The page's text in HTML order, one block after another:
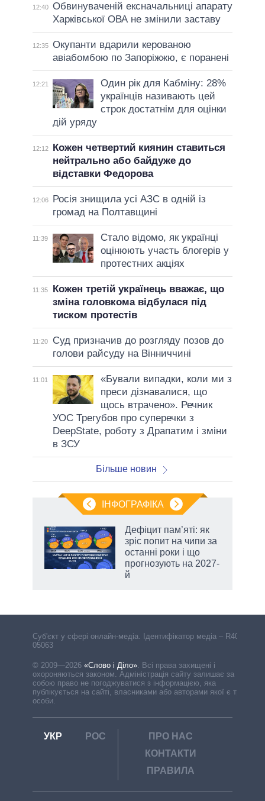
12:40 Обвинуваченій ексначальниці апарату
Харківської ОВА не змінили заставу
12:35 Окупанти вдарили керованою
авіабомбою по Запоріжжю, є поранені
12:21
Один рік для Кабміну: 28%
українців називають цей
строк достатнім для оцінки
дій уряду
12:12
Кожен четвертий киянин ставиться
нейтрально або байдуже до
відставки Федорова
12:06
Росія знищила усі АЗС в одній із
громад на Полтавщині
11:39
Стало відомо, як українці
оцінюють участь блогерів у
протестних акціях
11:35
Кожен третій українець вважає, що
зміна головкома відбулася під
тиском протестів
11:20
Суд призначив до розгляду позов до
голови райсуду на Вінниччині
11:01
«Бували випадки, коли ми з
преси дізнавалися, що
щось втрачено». Речник
УОС Трегубов про cуперечки з
DeepState, роботу з Драпатим і зміни
в ЗСУ
Більше новин
ІНФОГРАФІКА
Дефіцит пам’яті: як
зріс попит на чипи за
останні роки і що
прогнозують на 2027-
й
Cуб'єкт у сфері онлайн-медіа. Ідентифікатор медіа – R40-
05063
© 2009—2026 «Слово і Діло». Всі права захищені і
охороняються законом. Адміністрація сайту залишає за
собою право не погоджуватися з інформацією, яка
публікується на сайті, власниками або авторами якої є треті
особи.
УКР РОС
ПРО НАС
КОНТАКТИ
ПРАВИЛА